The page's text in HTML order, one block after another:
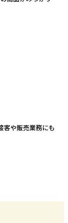
客や販売業務にも